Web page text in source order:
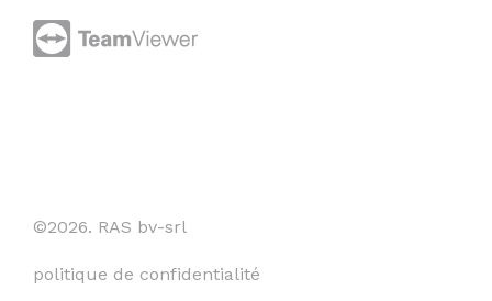
©2026. RAS bv-srl
politique de confidentialité